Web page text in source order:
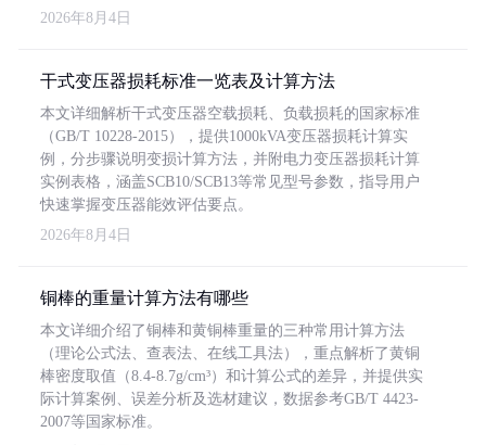
2026年8月4日
干式变压器损耗标准一览表及计算方法
本文详细解析干式变压器空载损耗、负载损耗的国家标准
（GB/T 10228-2015），提供1000kVA变压器损耗计算实
例，分步骤说明变损计算方法，并附电力变压器损耗计算
实例表格，涵盖SCB10/SCB13等常见型号参数，指导用户
快速掌握变压器能效评估要点。
2026年8月4日
铜棒的重量计算方法有哪些
本文详细介绍了铜棒和黄铜棒重量的三种常用计算方法
（理论公式法、查表法、在线工具法），重点解析了黄铜
棒密度取值（8.4-8.7g/cm³）和计算公式的差异，并提供实
际计算案例、误差分析及选材建议，数据参考GB/T 4423-
2007等国家标准。